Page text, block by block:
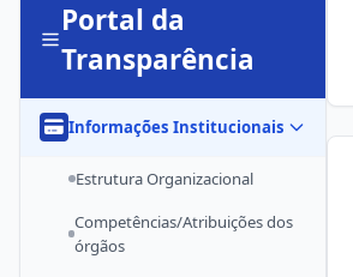
Portal da
Transparência
Informações Institucionais
Estrutura Organizacional
Competências/Atribuições dos
órgãos